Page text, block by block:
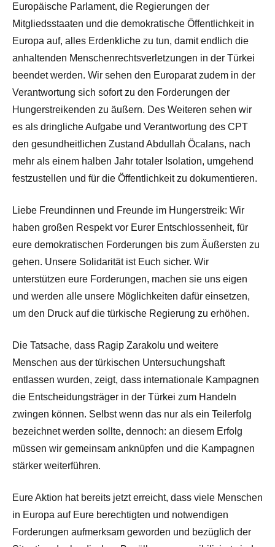
Europäische Parlament, die Regierungen der
Mitgliedsstaaten und die demokratische Öffentlichkeit in
Europa auf, alles Erdenkliche zu tun, damit endlich die
anhaltenden Menschenrechtsverletzungen in der Türkei
beendet werden. Wir sehen den Europarat zudem in der
Verantwortung sich sofort zu den Forderungen der
Hungerstreikenden zu äußern. Des Weiteren sehen wir
es als dringliche Aufgabe und Verantwortung des CPT
den gesundheitlichen Zustand Abdullah Öcalans, nach
mehr als einem halben Jahr totaler Isolation, umgehend
festzustellen und für die Öffentlichkeit zu dokumentieren.
Liebe Freundinnen und Freunde im Hungerstreik: Wir
haben großen Respekt vor Eurer Entschlossenheit, für
eure demokratischen Forderungen bis zum Äußersten zu
gehen. Unsere Solidarität ist Euch sicher. Wir
unterstützen eure Forderungen, machen sie uns eigen
und werden alle unsere Möglichkeiten dafür einsetzen,
um den Druck auf die türkische Regierung zu erhöhen.
Die Tatsache, dass Ragip Zarakolu und weitere
Menschen aus der türkischen Untersuchungshaft
entlassen wurden, zeigt, dass internationale Kampagnen
die Entscheidungsträger in der Türkei zum Handeln
zwingen können. Selbst wenn das nur als ein Teilerfolg
bezeichnet werden sollte, dennoch: an diesem Erfolg
müssen wir gemeinsam anknüpfen und die Kampagnen
stärker weiterführen.
Eure Aktion hat bereits jetzt erreicht, dass viele Menschen
in Europa auf Eure berechtigten und notwendigen
Forderungen aufmerksam geworden und bezüglich der